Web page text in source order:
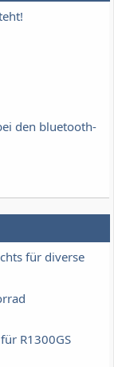
den bluetooth-
für diverse
R1300GS